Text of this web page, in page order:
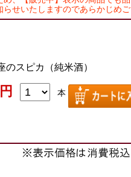
せいたしますのであらかじめ
スピカ（純米酒）
本